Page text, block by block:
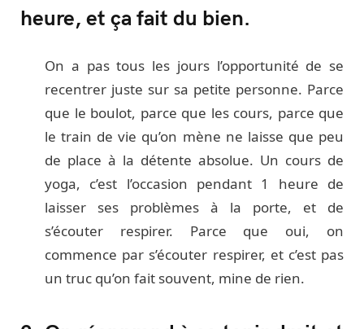
heure, et ça fait du bien.
On a pas tous les jours l’opportunité de se
recentrer juste sur sa petite personne. Parce
que le boulot, parce que les cours, parce que
le train de vie qu’on mène ne laisse que peu
de place à la détente absolue. Un cours de
yoga, c’est l’occasion pendant 1 heure de
laisser ses problèmes à la porte, et de
s’écouter respirer. Parce que oui, on
commence par s’écouter respirer, et c’est pas
un truc qu’on fait souvent, mine de rien.